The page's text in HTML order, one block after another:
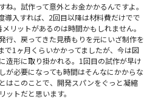
ね。試作って意外とお金かかるんですよ。
導入すれば、2回目以降は材料費だけでで
リットがあるのは時間かもしれません。
行、戻ってきた見積もりを元にいざ制作を
1ヶ月くらいかかってましたが、今は図
造形に取り掛かれる。1回目の試作が早け
が必要になっても時間はそんなにかからな
はこのことで、開発スパンをぐっと凝縮
トだと思います。